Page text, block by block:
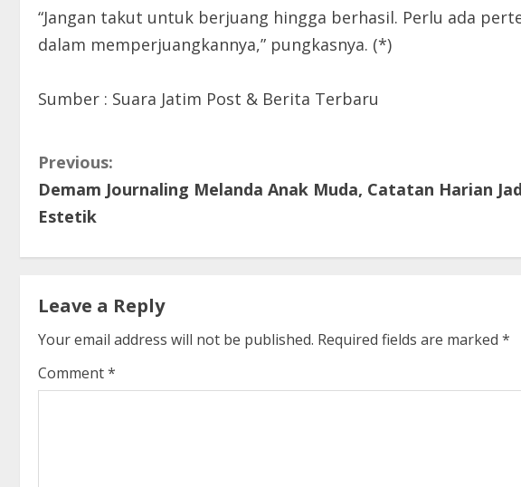
“Jangan takut untuk berjuang hingga berhasil. Perlu ada
dalam memperjuangkannya,” pungkasnya. (*)
Sumber : Suara Jatim Post & Berita Terbaru
C
o
i
n
u
Previous:
Demam Journaling Melanda Anak Muda, Catatan Harian
Estetik
Leave a Reply
Your email address will not be published. Required fields are marked *
Comment*